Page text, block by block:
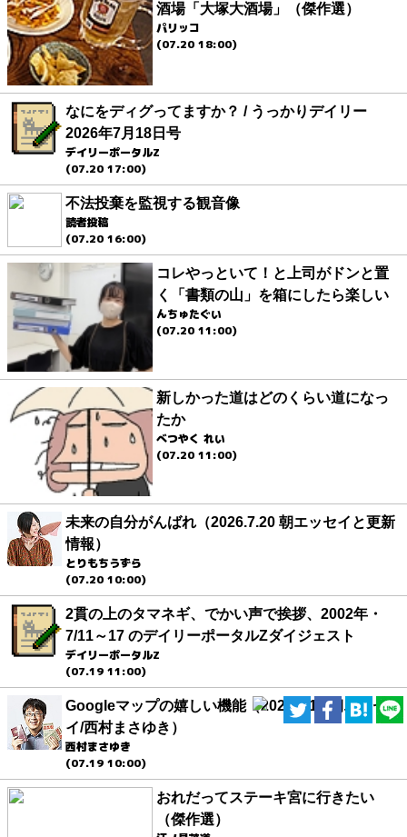
酒場「大塚大酒場」（傑作選）
パリッコ
(07.20 18:00)
なにをディグってますか？ / うっかりデイリー
2026年7月18日号
デイリーポータルZ
(07.20 17:00)
不法投棄を監視する観音像
読者投稿
(07.20 16:00)
コレやっといて！と上司がドンと置
く「書類の山」を箱にしたら楽しい
んちゅたぐい
(07.20 11:00)
新しかった道はどのくらい道になっ
たか
べつやく れい
(07.20 11:00)
未来の自分がんばれ（2026.7.20 朝エッセイと更新
情報）
とりもちうずら
(07.20 10:00)
2貫の上のタマネギ、でかい声で挨拶、2002年・
7/11～17 のデイリーポータルZダイジェスト
デイリーポータルZ
(07.19 11:00)
Googleマップの嬉しい機能（2026.7.19 朝エッセ
イ/西村まさゆき）
西村まさゆき
(07.19 10:00)
おれだってステーキ宮に行きたい
（傑作選）